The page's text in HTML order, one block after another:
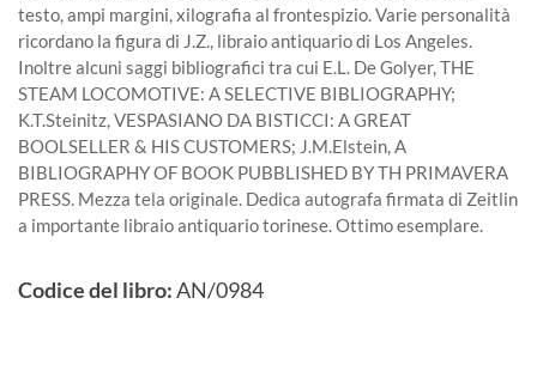
testo, ampi margini, xilografia al frontespizio. Varie personalità
ricordano la figura di J.Z., libraio antiquario di Los Angeles.
Inoltre alcuni saggi bibliografici tra cui E.L. De Golyer, THE
STEAM LOCOMOTIVE: A SELECTIVE BIBLIOGRAPHY;
K.T.Steinitz, VESPASIANO DA BISTICCI: A GREAT
BOOLSELLER & HIS CUSTOMERS; J.M.Elstein, A
BIBLIOGRAPHY OF BOOK PUBBLISHED BY TH PRIMAVERA
PRESS. Mezza tela originale. Dedica autografa firmata di Zeitlin
a importante libraio antiquario torinese. Ottimo esemplare.
Codice del libro:AN/0984